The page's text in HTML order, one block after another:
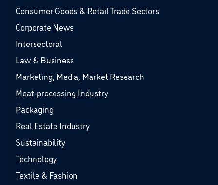
Consumer Goods & Retail Trade Sectors
Corporate News
Intersectoral
Law & Business
Marketing, Media, Market Research
Meat-processing Industry
Packaging
Real Estate Industry
Sustainability
Technology
Textile & Fashion